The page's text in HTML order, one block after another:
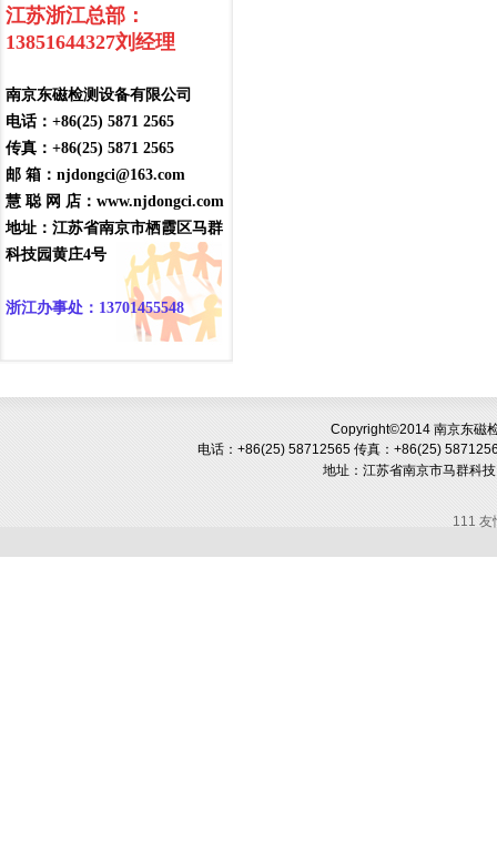
江苏浙江总部：
13851644327刘经理
南京东磁检测设备有限公司
电话：+86(25) 5871 2565
传真：+86(25) 5871 2565
邮 箱：njdongci@163.com
慧 聪 网 店：www.njdongci.com
地址：江苏省南京市栖霞区马群
科技园黄庄4号
浙江办事处：13701455548
Copyright©2014 南京东磁
电话：+86(25) 58712565 传真：+86(25)
地址： 江苏省南京市马群科
111 友